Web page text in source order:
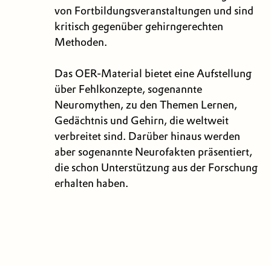
von Fortbildungs­veranstaltungen und sind
kritisch gegenüber gehirngerechten
Methoden.
Das OER-Material bietet eine Aufstellung
über Fehlkonzepte, sogenannte
Neuromythen, zu den Themen Lernen,
Gedächtnis und Gehirn, die weltweit
verbreitet sind. Darüber hinaus werden
aber sogenannte Neurofakten präsentiert,
die schon Unterstützung aus der Forschung
erhalten haben.